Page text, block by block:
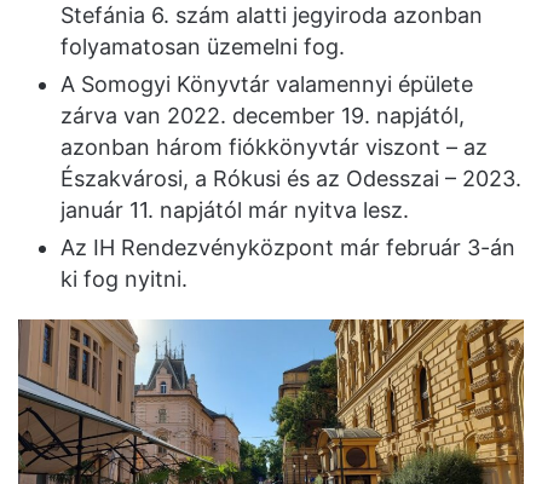
Stefánia 6. szám alatti jegyiroda azonban
folyamatosan üzemelni fog.
A Somogyi Könyvtár valamennyi épülete
zárva van 2022. december 19. napjától,
azonban három fiókkönyvtár viszont – az
Északvárosi, a Rókusi és az Odesszai – 2023.
január 11. napjától már nyitva lesz.
Az IH Rendezvényközpont már február 3-án
ki fog nyitni.